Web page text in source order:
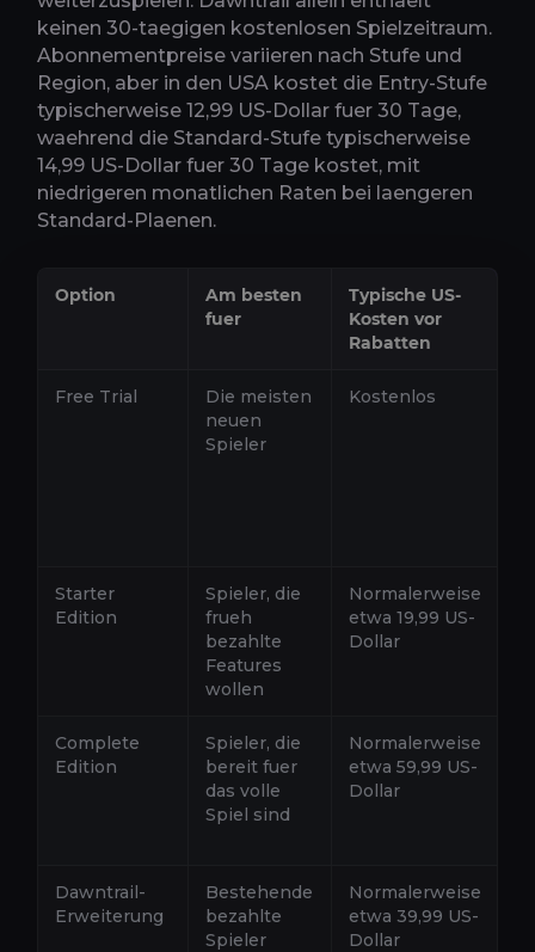
keinen 30-taegigen kostenlosen Spielzeitraum.
Abonnementpreise variieren nach Stufe und
Region, aber in den USA kostet die Entry-Stufe
typischerweise 12,99 US-Dollar fuer 30 Tage,
waehrend die Standard-Stufe typischerweise
14,99 US-Dollar fuer 30 Tage kostet, mit
niedrigeren monatlichen Raten bei laengeren
Standard-Plaenen.
Option
Am besten
fuer
Typische US-
Kosten vor
Rabatten
Free Trial
Die meisten
neuen
Spieler
Kostenlos
Starter
Edition
Spieler, die
frueh
bezahlte
Features
wollen
Normalerweise
etwa 19,99 US-
Dollar
Complete
Edition
Spieler, die
bereit fuer
das volle
Spiel sind
Normalerweise
etwa 59,99 US-
Dollar
Dawntrail-
Erweiterung
Bestehende
bezahlte
Spieler
Normalerweise
etwa 39,99 US-
Dollar